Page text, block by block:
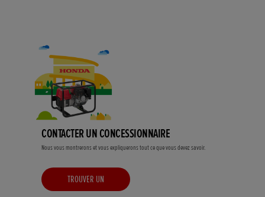
CONTACTER UN CONCESSIONNAIRE
Nous vous montrerons et vous expliquerons tout ce que vous devez savoir.
TROUVER UN